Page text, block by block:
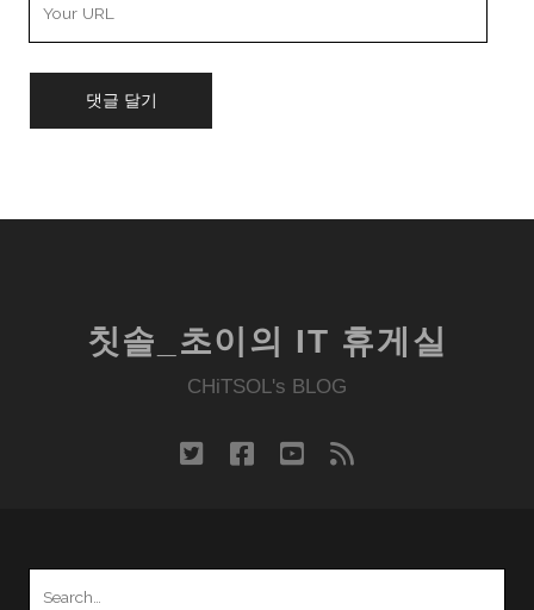
칫솔_초이의 IT 휴게실
CHiTSOL's BLOG
twitter facebook
youtube
rss